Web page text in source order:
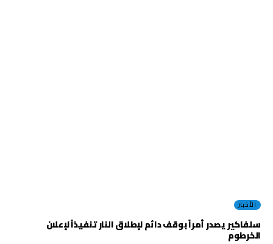
الأخبار
سلفاكير يصدر أمراً بوقف دائم لإطلاق النار تنفيذاً لإعلان
الخرطوم